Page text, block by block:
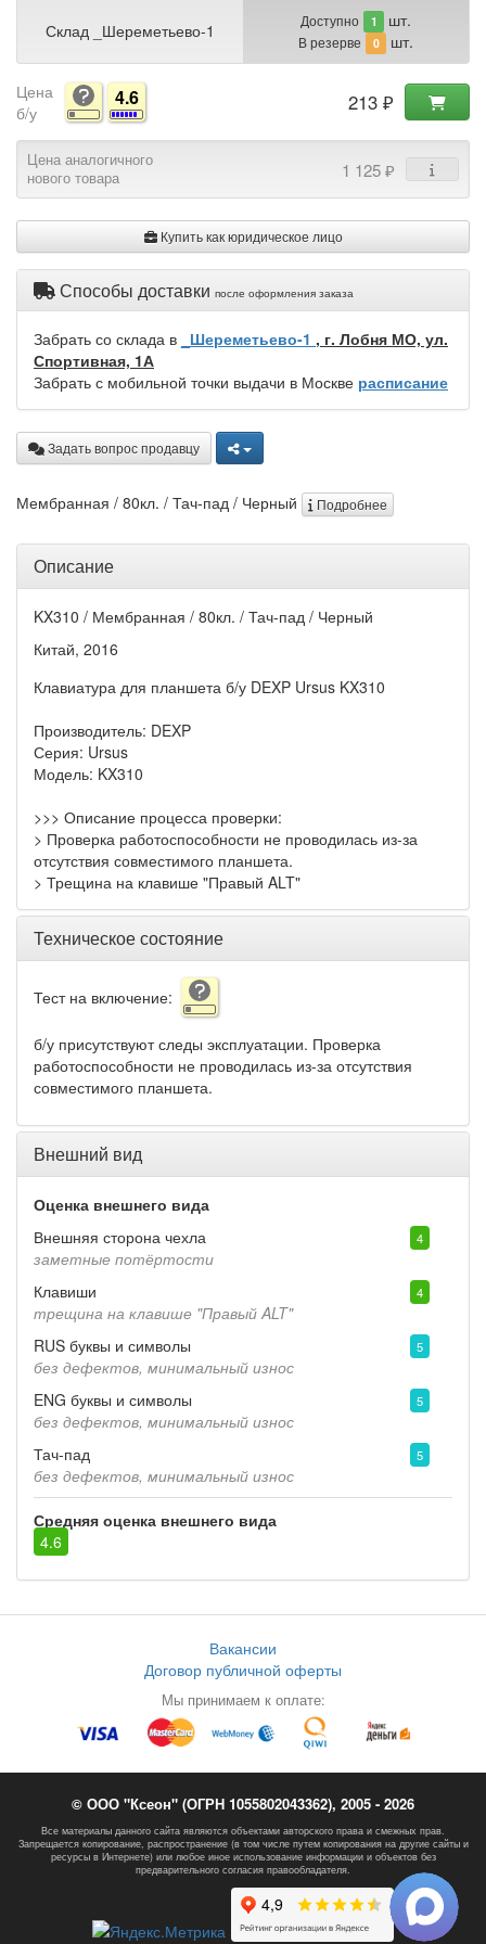
Склад _Шереметьево-1 Доступно 1 шт.
В резерве 0 шт.
Цена
б/у
4.6 213 ₽
Цена аналогичного
нового товара
1 125 ₽
Купить как юридическое лицо
Способы доставки после оформления заказа
Забрать со склада в _Шереметьево-1 , г. Лобня МО, ул.
Спортивная, 1А
Забрать с мобильной точки выдачи в Москве расписание
Задать вопрос продавцу
Мембранная / 80кл. / Тач-пад / Черный Подробнее
Описание
KX310 / Мембранная / 80кл. / Тач-пад / Черный
Китай, 2016
Клавиатура для планшета б/у DEXP Ursus KX310
Производитель: DEXP
Серия: Ursus
Модель: KX310
>>> Описание процесса проверки:
> Проверка работоспособности не проводилась из-за
отсутствия совместимого планшета.
> Трещина на клавише "Правый ALT"
Техническое состояние
Тест на включение:
б/у присутствуют следы эксплуатации. Проверка
работоспособности не проводилась из-за отсутствия
совместимого планшета.
Внешний вид
Оценка внешнего вида
Внешняя сторона чехла
4
заметные потёртости
Клавиши
4
трещина на клавише "Правый ALT"
RUS буквы и символы
5
без дефектов, минимальный износ
ENG буквы и символы
5
без дефектов, минимальный износ
Тач-пад
5
без дефектов, минимальный износ
Средняя оценка внешнего вида
4.6
Вакансии
Договор публичной оферты
Мы принимаем к оплате:
© ООО "Ксеон" (ОГРН 1055802043362), 2005 - 2026
Все материалы данного сайта являются объектами авторского права и смежных прав.
Запрещается копирование, распространение (в том числе путем копирования на другие сайты и
ресурсы в Интернете) или любое иное использование информации и объектов без
предварительного согласия правообладателя.